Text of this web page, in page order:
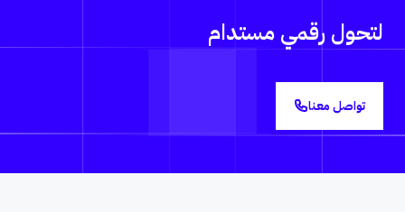
لتحول رقمي مستدام
تواصل معنا